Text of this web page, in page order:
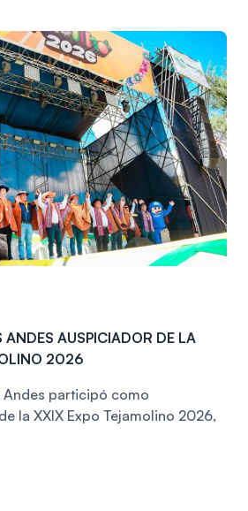
ANDES AUSPICIADOR DE LA
2026
Andes participó como
la XXIX Expo Tejamolino 2026,